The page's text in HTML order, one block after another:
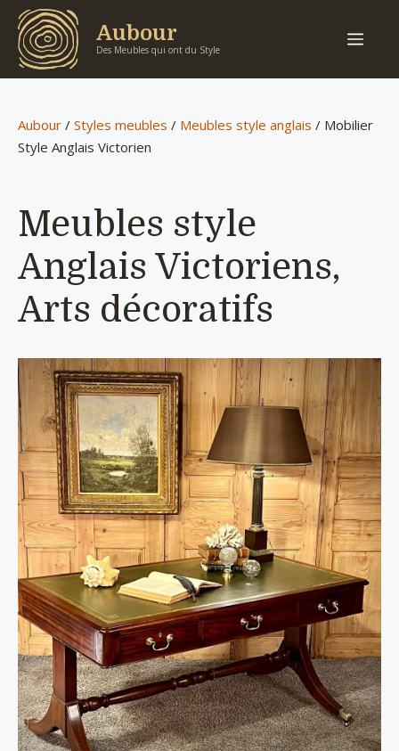
Aller
au
contenu
Aubour
Des Meubles qui ont du Style
Aubour / Styles meubles / Meubles style anglais / Mobilier
Style Anglais Victorien
Meubles style
Anglais Victoriens,
Arts décoratifs